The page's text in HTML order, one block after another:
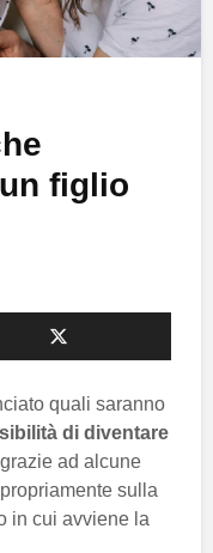
figlio
quali saranno
di diventare
ad alcune
sulla
in cui avviene la